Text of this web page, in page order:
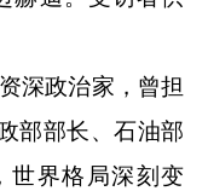
深政治家，曾担
部部长、石油部
世界格局深刻变